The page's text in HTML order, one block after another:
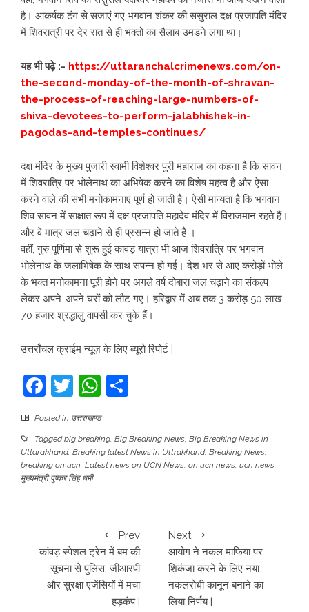
है। आकर्षक ढंग से सजाएं गए भगवान शंकर की ससुराल दक्ष प्रजापति मंदिर
में शिवरात्री पर देर रात से ही भक्तो का सैलाब उमड़ने लगा था।
यह भी पढ़े :- https://uttaranchalcrimenews.com/on-
the-second-monday-of-the-month-of-shravan-
the-process-of-reaching-large-numbers-of-
shiva-devotees-to-perform-jalabhishek-in-
pagodas-and-temples-continues/
दक्ष मंदिर के मुख्य पुजारी स्वामी विशेश्वर पुरी महाराज का कहना है कि सावन
में शिवरात्रि पर भोलेनाथ का अभिषेक करने का विशेष महत्व है और ऐसा
करने वाले की सभी मनोकामनाएं पूर्ण हो जाती है। ऐसी मान्यता है कि भगवान
शिव सावन में साक्षात रूप में दक्ष प्रजापति महादेव मंदिर में विराजमान रहते हैं।
और वे मात्र जल चढ़ाने से ही प्रसन्न हो जाते है ।
वहीं, गुरु पूर्णिमा से शुरू हुई कावड़ यात्रा भी आज शिवरात्रि पर भगवान
भोलेनाथ के जलाभिषेक के साथ संपन्न हो गई। देश भर से आए करोड़ों भोले
के भक्त मनोकामना पूरी होने पर अगले वर्ष दोबारा जल चढ़ाने का संकल्प
लेकर अपने-अपने घरों को लौट गए। हरिद्वार में अब तक 3 करोड़ 50 लाख
70 हजार श्रद्धालु वापसी कर चुके हैं।
उत्तराँचल क्राईम न्यूज़ के लिए ब्यूरो रिपोर्ट |
Facebook
TwitterWhatsApp
Posted in उत्तराखण्ड
Taggedbig breaking, Big Breaking News, Big Breaking News in
Uttarakhand, Breaking latest News in Uttrakhand, Breaking News,
breaking on ucn, Latest news on UCN News, on ucn news, ucn news,
मुख्यमंत्री पुष्कर सिंह धमी
Prev
कांवड़ स्पेशल ट्रेन में बम की
सूचना से पुलिस, जीआरपी
और सुरक्षा एजेंसियों में मचा
हड़कंप |
Next
आयोग ने नकल माफिया पर
शिकंजा करने के लिए नया
नकलरोधी कानून बनाने का
लिया निर्णय |